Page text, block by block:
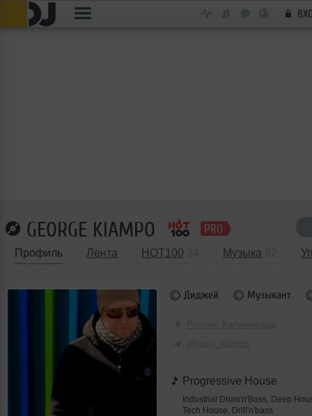
GEORGE KIAMPO
Профиль Лента HOT100 Музыка
Диджей Музыкант
Progressive House
Industrial Drum'n'Bass, Deep
Tech House, Drill'n'bass